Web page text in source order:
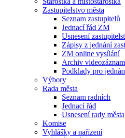
Zastupitelstvo města
Seznam zastupitelů
Jednací řád ZM
Usnesení
Zápisy z jednání
ZM online vysílání
Archiv
Podklady pro
Výbory
Rada města
Seznam radních
Jednací řád
Usnesení rady města
Komise
Vyhlášky a nařízení